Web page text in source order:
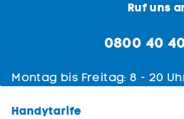
Ruf uns
0800 40
Mon­tag bis Freitag: 8 - 20
Handytarife